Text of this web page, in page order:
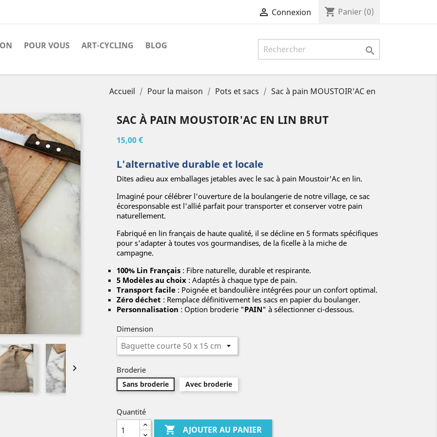
 Connexion shopping_cart Panier (0)
POUR VOUS ART-CYCLING BLOG 
Accueil Pour la maison Pots et sacs Sac à pain MOUSTOIR'AC en

SAC À PAIN MOUSTOIR'AC EN LIN BRUT
15,00 €
L'alternative durable et locale
Dites adieu aux emballages jetables avec le sac à pain Moustoir'Ac en lin.
Imaginé pour célébrer l'ouverture de la boulangerie de notre village, ce sac
écoresponsable est l'allié parfait pour transporter et conserver votre pain
naturellement.
Fabriqué en lin français de haute qualité, il se décline en 5 formats spécifiques
pour s'adapter à toutes vos gourmandises, de la ficelle à la miche de
campagne.
100% Lin Français : Fibre naturelle, durable et respirante.
5 Modèles au choix : Adaptés à chaque type de pain.
Transport facile : Poignée et bandoulière intégrées pour un confort optimal.
Zéro déchet : Remplace définitivement les sacs en papier du boulanger.
Personnalisation : Option broderie "PAIN" à sélectionner ci-dessous.
Dimension
Broderie
Sans broderie Avec broderie
Quantité
 AJOUTER AU PANIER